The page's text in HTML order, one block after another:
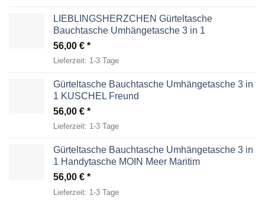
LIEBLINGSHERZCHEN Gürteltasche
Bauchtasche Umhängetasche 3 in 1
56,00 €
Lieferzeit: 1-3 Tage
Gürteltasche Bauchtasche Umhängetasche 3 in
1 KUSCHEL Freund
56,00 €
Lieferzeit: 1-3 Tage
Gürteltasche Bauchtasche Umhängetasche 3 in
1 Handytasche MOIN Meer Maritim
56,00 €
Lieferzeit: 1-3 Tage